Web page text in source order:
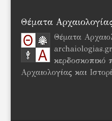
Θέματα
Θέματα
κερδοσκοπικό
Αρχαιολογίας και